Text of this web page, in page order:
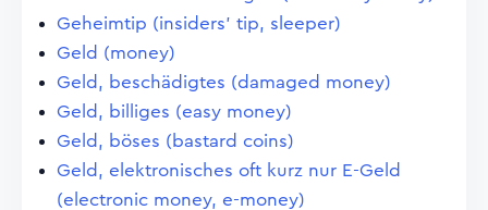
Geheimtip (insiders' tip, sleeper)
Geld (money)
Geld, beschädigtes (damaged money)
Geld, billiges (easy money)
Geld, böses (bastard coins)
Geld, elektronisches oft kurz nur E-Geld
(electronic money, e-money)